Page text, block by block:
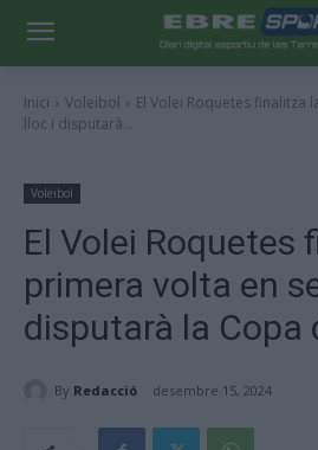
Inici Voleibol
El Volei Roquetes finalitza
lloc i disputarà...
Voleibol
El Volei Roquetes
primera volta en
disputarà la Copa
By Redacció desembre 15, 2024